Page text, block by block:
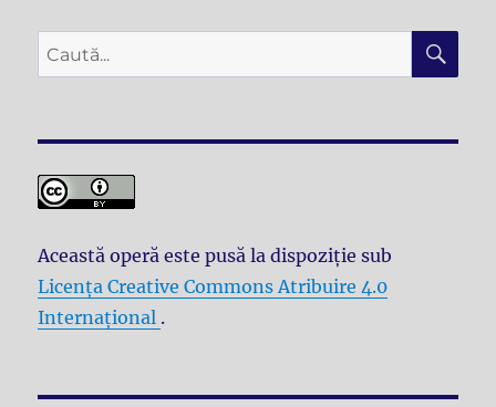
Caută
după:
Această operă este pusă la dispoziţie sub
Licenţa Creative Commons Atribuire 4.0
Internațional .